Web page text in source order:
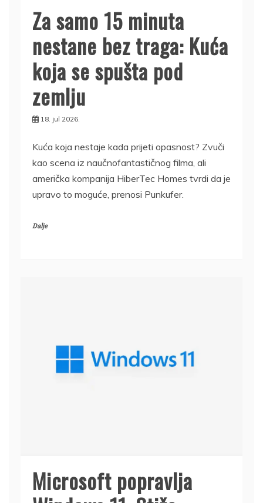
Za samo 15 minuta
nestane bez traga: Kuća
koja se spušta pod
zemlju
18. jul 2026.
Kuća koja nestaje kada prijeti opasnost? Zvuči
kao scena iz naučnofantastičnog filma, ali
američka kompanija HiberTec Homes tvrdi da je
upravo to moguće, prenosi Punkufer.
Dalje
Microsoft popravlja